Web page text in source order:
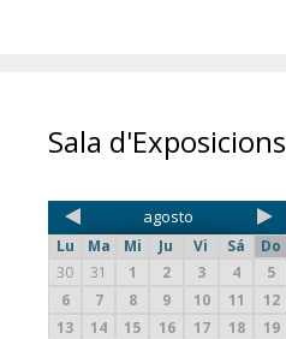
Sala d'Exposicions
agosto
Lu Ma Mi Ju Vi Sá
Do
30
31 1 2 3 4
5
6
7 8 9 10 11
12
13
14 15 16 17 18
19